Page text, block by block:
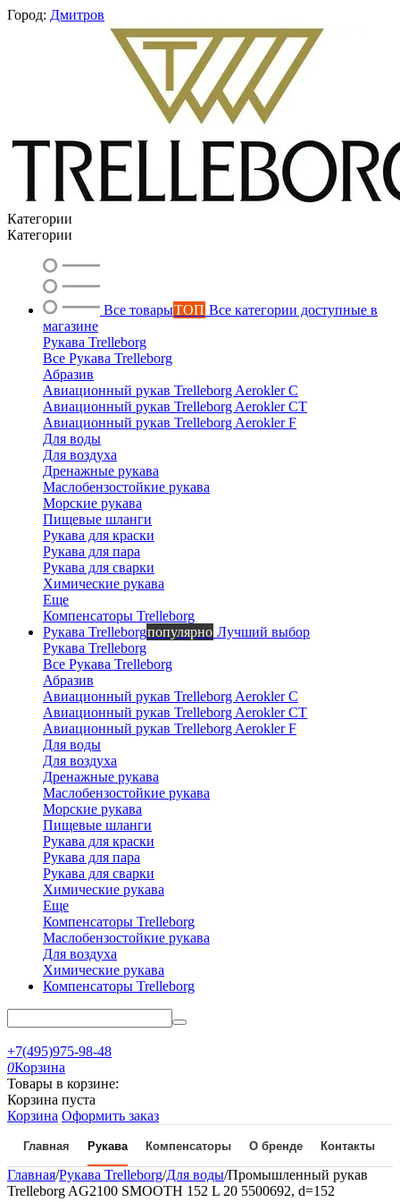
Город: Дмитров
Категории
Категории
Все товарыТОП Все категории доступные в
магазине
Рукава Trelleborg
Все Рукава Trelleborg
Абразив
Авиационный рукав Trelleborg Aerokler C
Авиационный рукав Trelleborg Aerokler CT
Авиационный рукав Trelleborg Aerokler F
Для воды
Для воздуха
Дренажные рукава
Маслобензостойкие рукава
Морские рукава
Пищевые шланги
Рукава для краски
Рукава для пара
Рукава для сварки
Химические рукава
Еще
Компенсаторы Trelleborg
Рукава Trelleborgпопулярно Лучший выбор
Рукава Trelleborg
Все Рукава Trelleborg
Абразив
Авиационный рукав Trelleborg Aerokler C
Авиационный рукав Trelleborg Aerokler CT
Авиационный рукав Trelleborg Aerokler F
Для воды
Для воздуха
Дренажные рукава
Маслобензостойкие рукава
Морские рукава
Пищевые шланги
Рукава для краски
Рукава для пара
Рукава для сварки
Химические рукава
Еще
Компенсаторы Trelleborg
Маслобензостойкие рукава
Для воздуха
Химические рукава
Компенсаторы Trelleborg
+7(495)975-98-48
0Корзина
Товары в корзине:
Корзина пуста
Корзина Оформить заказ
Главная Рукава Компенсаторы О бренде Контакты
Главная/Рукава Trelleborg/Для воды/Промышленный рукав
Trelleborg AG2100 SMOOTH 152 L 20 5500692, d=152
Вероника
онлайн